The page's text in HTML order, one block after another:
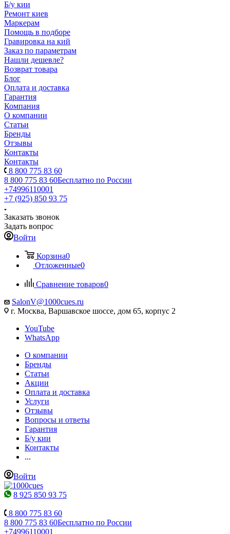
Б/у кии
Ремонт киев
Маркерам
Помощь в подборе
Гравировка на кий
Заказ по параметрам
Нашли дешевле?
Возврат товара
Блог
Оплата и доставка
Гарантия
Компания
О компании
Статьи
Бренды
Отзывы
Контакты
Контакты
8 800 775 83 60
8 800 775 83 60Бесплатно по России
+74996110001
+7 (925) 850 93 75
Заказать звонок
Задать вопрос
Войти
Корзина0
Отложенные0
Сравнение товаров0
SalonV@1000cues.ru
г. Москва, Варшавское шоссе, дом 65, корпус 2
YouTube
WhatsApp
О компании
Бренды
Статьи
Акции
Оплата и доставка
Услуги
Отзывы
Вопросы и ответы
Гарантия
Б/у кии
Контакты
...
Войти
8 925 850 93 75
8 800 775 83 60
8 800 775 83 60Бесплатно по России
+74996110001